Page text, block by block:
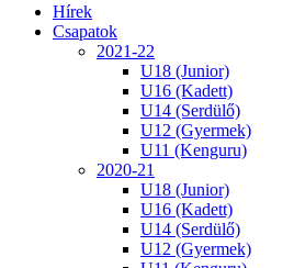
Hírek
Csapatok
2021-22
U18 (Junior)
U16 (Kadett)
U14 (Serdülő)
U12 (Gyermek)
U11 (Kenguru)
2020-21
U18 (Junior)
U16 (Kadett)
U14 (Serdülő)
U12 (Gyermek)